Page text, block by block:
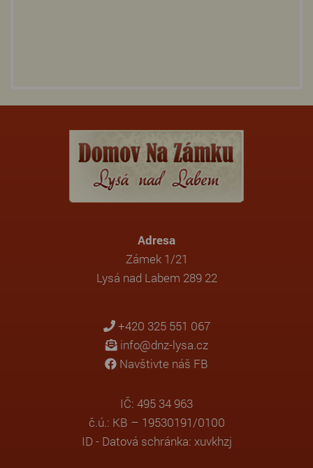
Adresa
Zámek 1/21
Lysá nad Labem 289 22
+420 325 551 067
info@dnz-lysa.cz
Navštivte náš FB
IČ: 495 34 963
č.ú.: KB – 19530191/0100
ID - Datová schránka: xuvkhzj